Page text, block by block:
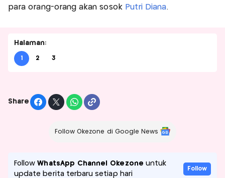
para orang-orang akan sosok Putri Diana.
Halaman:
1 2 3
Share
Follow Okezone di Google News
FollowWhatsApp Channel Okezone untuk
update berita terbaru setiap hari
Follow